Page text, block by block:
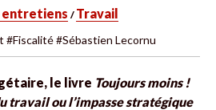
entretiens / Travail
#Fiscalité #Sébastien Lecornu
le livre Toujours moins !
travail ou l’impasse stratégique